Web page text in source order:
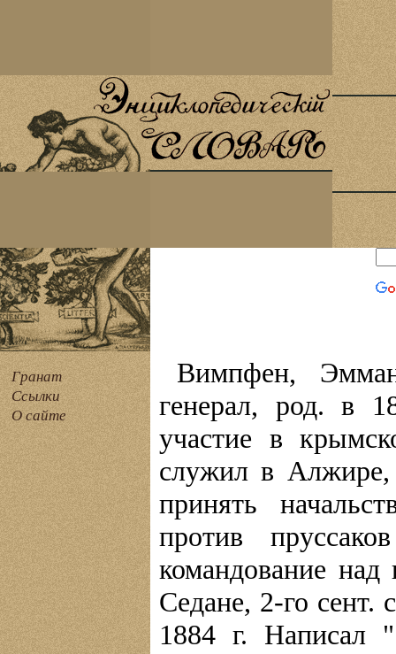
Гранат
Ссылки
О сайте
Вимпфен,
генерал, род. в
участие в
служил в Алжире,
принять
против
командование
Седане, 2-го сент.
1884 г. Написал